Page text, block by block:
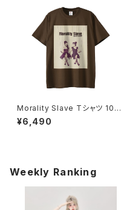
Morality Slave Tシャツ 1014
-230221229
¥6,490
Weekly Ranking